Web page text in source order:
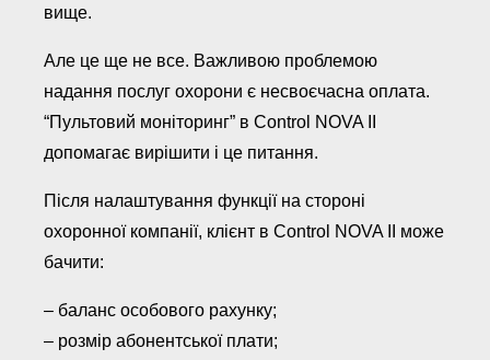
вище.
Але це ще не все. Важливою проблемою
надання послуг охорони є несвоєчасна оплата.
“Пультовий моніторинг” в Control NOVA II
допомагає вирішити і це питання.
Після налаштування функції на стороні
охоронної компанії, клієнт в Control NOVA II може
бачити:
– баланс особового рахунку;
– розмір абонентської плати;